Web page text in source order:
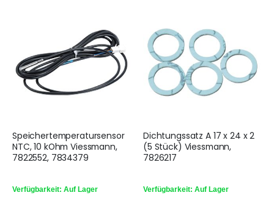
Speichertemperatursensor
NTC, 10 kOhm Viessmann,
7822552, 7834379
Verfügbarkeit: Auf Lager
Dichtungssatz A 17 x 24 x 2
(5 Stück) Viessmann,
7826217
Verfügbarkeit: Auf Lager